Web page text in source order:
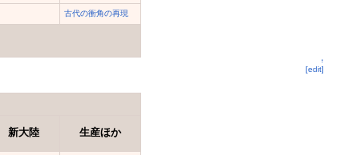
古代の衝角の再現
↑
[edit]
新大陸 生産ほか